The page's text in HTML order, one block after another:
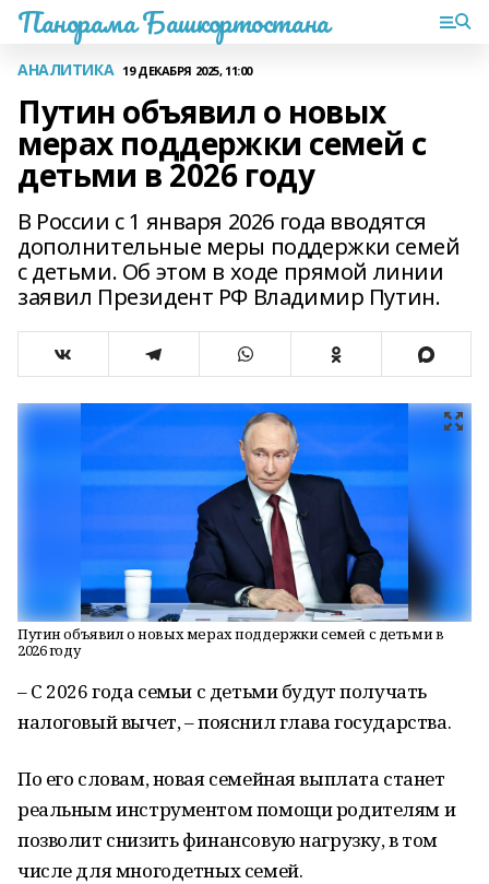
Панорама Башкортостана
АНАЛИТИКА 19 ДЕКАБРЯ 2025, 11:00
Путин объявил о новых
мерах поддержки семей с
детьми в 2026 году
В России с 1 января 2026 года вводятся
дополнительные меры поддержки семей
с детьми. Об этом в ходе прямой линии
заявил Президент РФ Владимир Путин.
Путин объявил о новых мерах поддержки семей с детьми в
2026 году
– С 2026 года семьи с детьми будут получать
налоговый вычет, – пояснил глава государства.
По его словам, новая семейная выплата станет
реальным инструментом помощи родителям и
позволит снизить финансовую нагрузку, в том
числе для многодетных семей.